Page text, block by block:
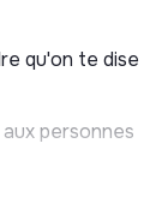
à fort
qu'on te dise
personnes